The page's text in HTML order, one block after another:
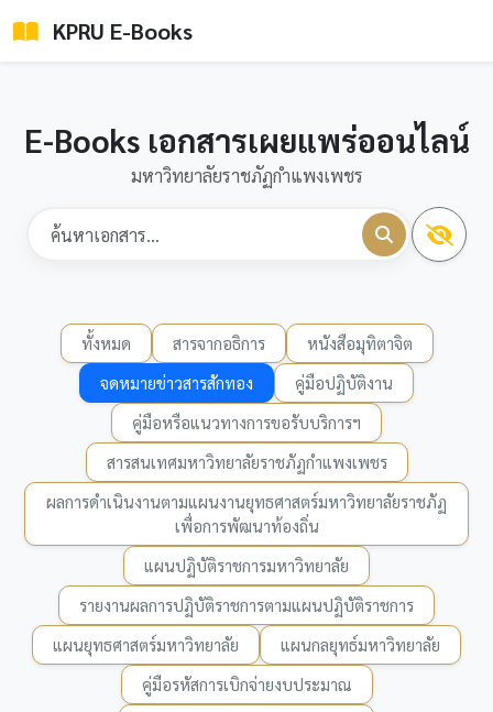
KPRU E-Books
E-Books เอกสารเผยแพร่ออนไลน์
มหาวิทยาลัยราชภัฏกำแพงเพชร
ทั้งหมด สารจากอธิการ
หนังสือมุทิตาจิต
จดหมายข่าวสารสักทอง
คู่มือปฏิบัติงาน
คู่มือหรือแนวทางการขอรับบริการฯ
สารสนเทศมหาวิทยาลัยราชภัฏกำแพงเพชร
ผลการดำเนินงานตามแผนงานยุทธศาสตร์มหาวิทยาลัยราชภัฏ
เพื่อการพัฒนาท้องถิ่น
แผนปฏิบัติราชการมหาวิทยาลัย
รายงานผลการปฏิบัติราชการตามแผนปฏิบัติราชการ
แผนยุทธศาสตร์มหาวิทยาลัย
แผนกลยุทธ์มหาวิทยาลัย
คู่มือรหัสการเบิกจ่ายงบประมาณ